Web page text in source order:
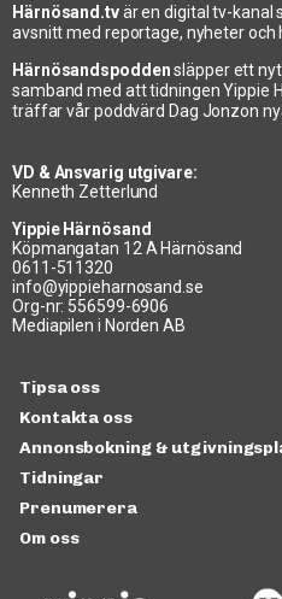
Härnösand.tvär en digital tv-kanal
avsnitt med reportage, nyheter och
Härnösandspoddensläpper ett
samband med att tidningen Yippie
träffar vår poddvärd Dag Jonzon
VD & Ansvarig utgivare:
Kenneth Zetterlund
Yippie Härnösand
Köpmangatan 12 A Härnösand
0611-511320
info@yippieharnosand.se
Org-nr: 556599-6906
Mediapilen i Norden AB
Tipsa oss
Kontakta oss
Annonsbokning &
Tidningar
Prenumerera
Om oss